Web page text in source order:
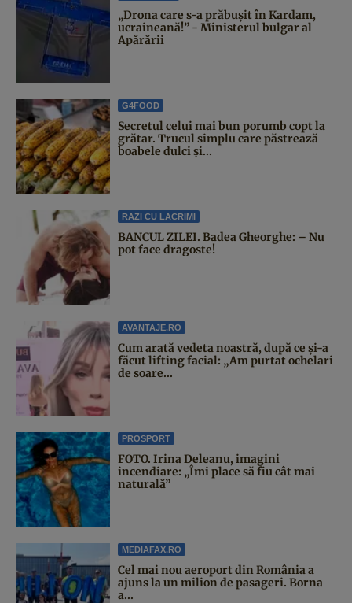
„Drona care s-a prăbușit în Kardam,
ucraineană!” - Ministerul bulgar al
Apărării
G4FOOD
Secretul celui mai bun porumb copt la
grătar. Trucul simplu care păstrează
boabele dulci și...
RAZI CU LACRIMI
BANCUL ZILEI. Badea Gheorghe: – Nu
pot face dragoste!
AVANTAJE.RO
Cum arată vedeta noastră, după ce și-a
făcut lifting facial: „Am purtat ochelari
de soare...
PROSPORT
FOTO. Irina Deleanu, imagini
incendiare: „Îmi place să fiu cât mai
naturală”
MEDIAFAX.RO
Cel mai nou aeroport din România a
ajuns la un milion de pasageri. Borna
a...